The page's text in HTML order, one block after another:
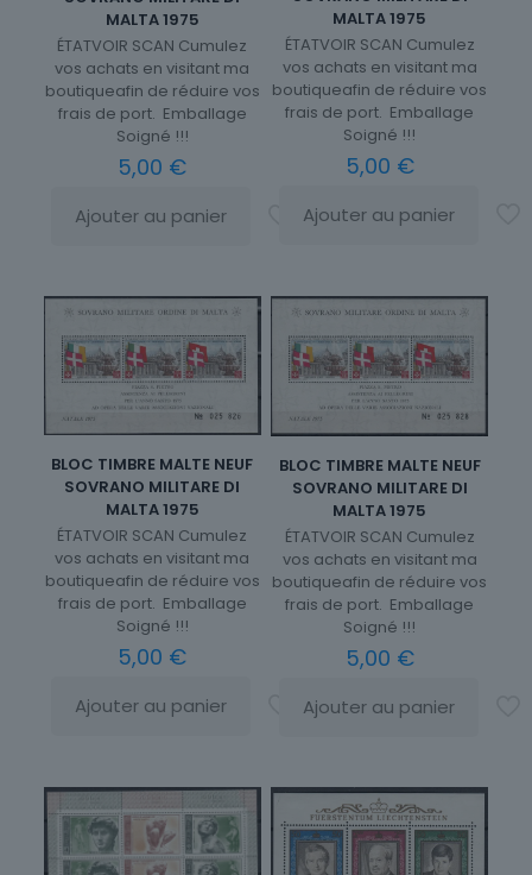
MALTA 1975
ÉTATVOIR SCAN Cumulez
vos achats en visitant ma
boutiqueafin de réduire vos
frais de port. Emballage
Soigné !!!
5,00 €
Ajouter au panier
MALTA 1975
ÉTATVOIR SCAN Cumulez
vos achats en visitant ma
boutiqueafin de réduire vos
frais de port. Emballage
Soigné !!!
5,00 €
Ajouter au panier
BLOC TIMBRE MALTE NEUF
SOVRANO MILITARE DI
MALTA 1975
ÉTATVOIR SCAN Cumulez
vos achats en visitant ma
boutiqueafin de réduire vos
frais de port. Emballage
Soigné !!!
5,00 €
Ajouter au panier
BLOC TIMBRE MALTE NEUF
SOVRANO MILITARE DI
MALTA 1975
ÉTATVOIR SCAN Cumulez
vos achats en visitant ma
boutiqueafin de réduire vos
frais de port. Emballage
Soigné !!!
5,00 €
Ajouter au panier